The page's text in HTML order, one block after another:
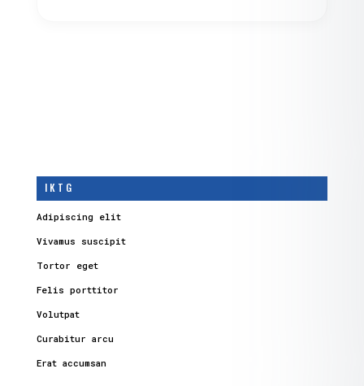
I K T G
Adipiscing elit
Vivamus suscipit
Tortor eget
Felis porttitor
Volutpat
Curabitur arcu
Erat accumsan